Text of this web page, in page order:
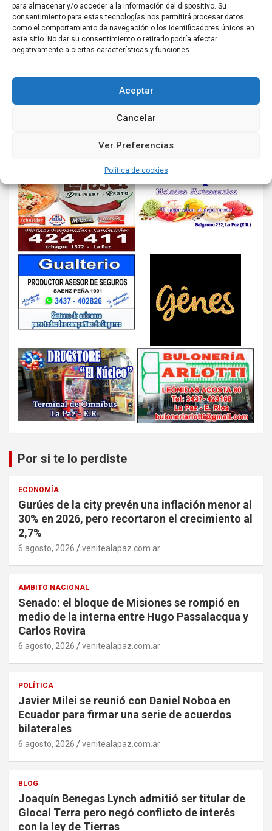
para almacenar y/o acceder a la información del dispositivo. Su
consentimiento para estas tecnologías nos permitirá procesar datos
como el comportamiento de navegación o los identificadores únicos en
este sitio. No dar su consentimiento o retirarlo podría afectar
negativamente a ciertas características y funciones.
Aceptar
Cancelar
Ver Preferencias
Política de cookies
Por si te lo perdiste
ECONOMÍA
Gurúes de la city prevén una inflación menor al
30% en 2026, pero recortaron el crecimiento al
2,7%
6 agosto, 2026 venitealapaz.com.ar
AMBITO NACIONAL
Senado: el bloque de Misiones se rompió en
medio de la interna entre Hugo Passalacqua y
Carlos Rovira
6 agosto, 2026 venitealapaz.com.ar
POLÍTICA
Javier Milei se reunió con Daniel Noboa en
Ecuador para firmar una serie de acuerdos
bilaterales
6 agosto, 2026 venitealapaz.com.ar
BLOG
Joaquín Benegas Lynch admitió ser titular de
Glocal Terra pero negó conflicto de interés
con la ley de Tierras